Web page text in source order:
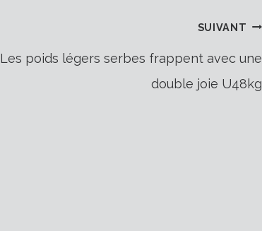
SUIVANT
Les poids légers serbes frappent avec une
double joie U48kg